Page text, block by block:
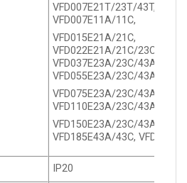
VFD007E21T/23T/43T,
VFD007E11A/11C,
VFD015E21A/21C,
VFD022E21A/21C/23C/23A/
VFD037E23A/23C/43A/43C,
VFD055E23A/23C/43A/43C,
VFD075E23A/23C/43A/43C,
VFD110E23A/23C/43A/43C,
VFD150E23A/23C/43A/43C,
VFD185E43A/43C,
IP20